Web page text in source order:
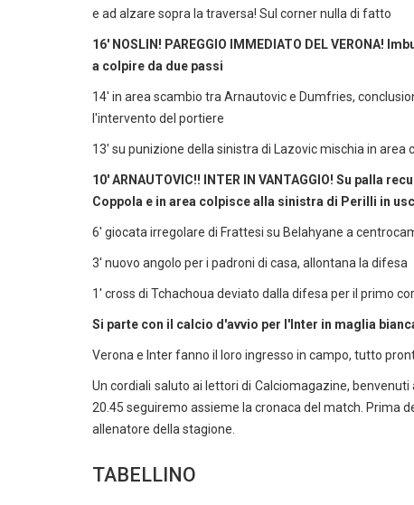
e ad alzare sopra la traversa! Sul corner nulla di fatto
16' NOSLIN! PAREGGIO IMMEDIATO DEL VERONA!
a colpire da due passi
14' in area scambio tra Arnautovic e Dumfries,
l'intervento del portiere
13' su punizione della sinistra di Lazovic mischia in
10' ARNAUTOVIC!! INTER IN VANTAGGIO! Su palla
Coppola e in area colpisce alla sinistra di Perilli in
6' giocata irregolare di Frattesi su Belahyane a
3' nuovo angolo per i padroni di casa, allontana la difesa
1' cross di Tchachoua deviato dalla difesa per il primo
Si parte con il calcio d'avvio per l'Inter in maglia
Verona e Inter fanno il loro ingresso in campo, tutto
Un cordiali saluto ai lettori di Calciomagazine,
20.45 seguiremo assieme la cronaca del match. Prima
allenatore della stagione.
TABELLINO